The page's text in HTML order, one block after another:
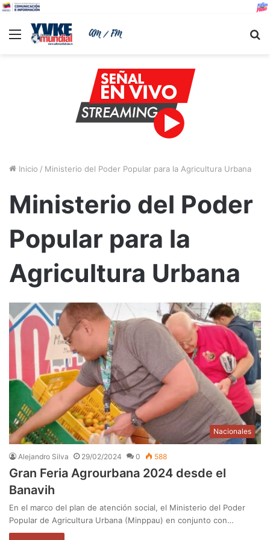
Menu
Inicio / Ministerio del Poder Popular para la Agricultura Urbana
Ministerio del Poder
Popular para la
Agricultura Urbana
Nacionales
Alejandro Silva 29/02/2024 0 588
Gran Feria Agrourbana 2024 desde el
Banavih
En el marco del plan de atención social, el Ministerio del Poder
Popular de Agricultura Urbana (Minppau) en conjunto con…